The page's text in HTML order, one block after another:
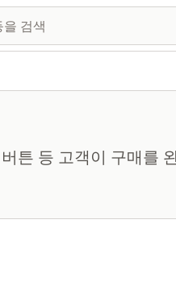
튼 등 고객이 구매를